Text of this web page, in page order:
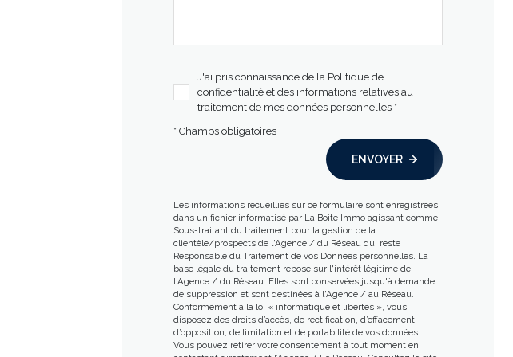
J'ai pris connaissance de la Politique de
confidentialité et des informations relatives au
traitement de mes données personnelles *
* Champs obligatoires
ENVOYER
Les informations recueillies sur ce formulaire sont enregistrées
dans un fichier informatisé par La Boite Immo agissant comme
Sous-traitant du traitement pour la gestion de la
clientèle/prospects de l'Agence / du Réseau qui reste
Responsable du Traitement de vos Données personnelles. La
base légale du traitement repose sur l'intérêt légitime de
l'Agence / du Réseau. Elles sont conservées jusqu'à demande
de suppression et sont destinées à l'Agence / au Réseau.
Conformément à la loi « informatique et libertés », vous
disposez des droits d’accès, de rectification, d’effacement,
d’opposition, de limitation et de portabilité de vos données.
Vous pouvez retirer votre consentement à tout moment en